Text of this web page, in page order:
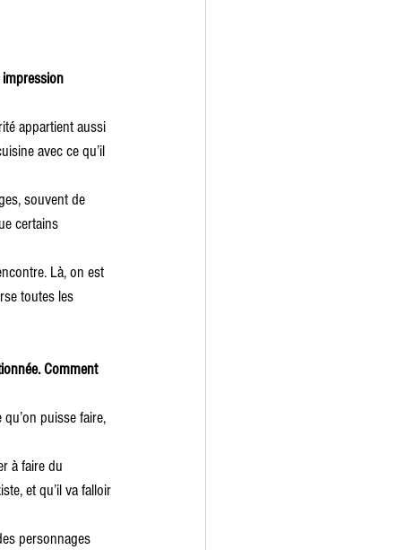
appartient aussi
avec ce qu’il
souvent de
certains
Là, on est
toutes les
Comment
puisse faire,
à faire du
et qu’il va falloir
personnages